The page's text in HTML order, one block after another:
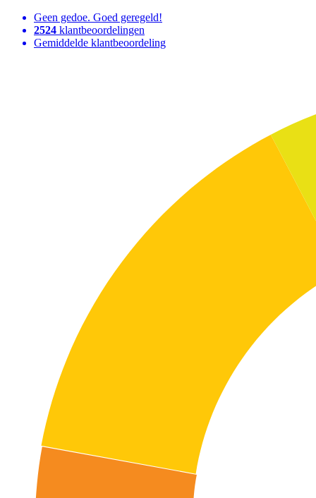
Geen gedoe. Goed geregeld!
2524 klantbeoordelingen
Gemiddelde klantbeoordeling